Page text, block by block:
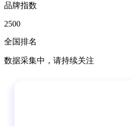
品牌指数
2500
全国排名
数据采集中，请持续关注